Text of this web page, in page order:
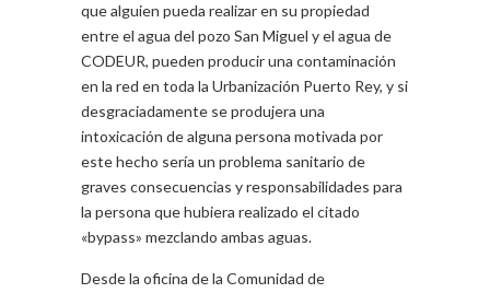
que alguien pueda realizar en su propiedad
entre el agua del pozo San Miguel y el agua de
CODEUR, pueden producir una contaminación
en la red en toda la Urbanización Puerto Rey, y si
desgraciadamente se produjera una
intoxicación de alguna persona motivada por
este hecho sería un problema sanitario de
graves consecuencias y responsabilidades para
la persona que hubiera realizado el citado
«bypass» mezclando ambas aguas.
Desde la oficina de la Comunidad de